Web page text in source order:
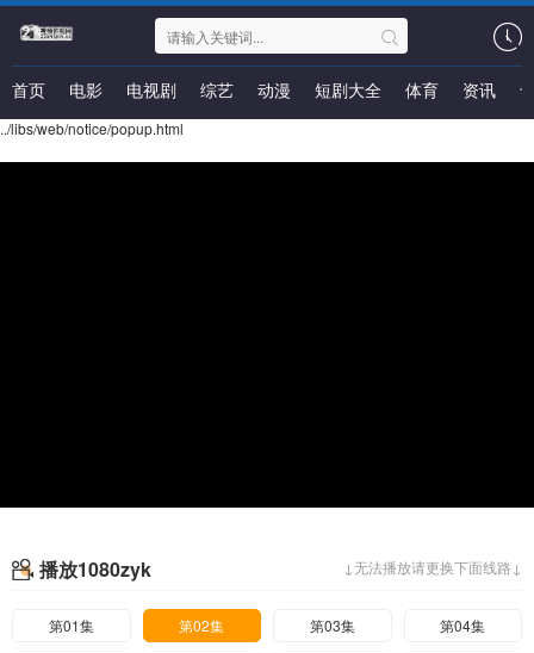
首页 电影 电视剧 综艺 动漫 短剧大全 体育 资讯
../libs/web/notice/popup.html
↓无法播放请更换下面线路↓
播放1080zyk
第01集 第02集 第03集 第04集